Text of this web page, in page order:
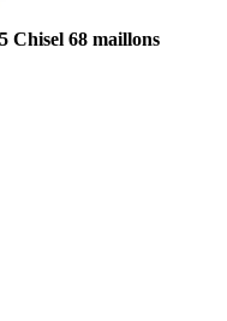
Chisel 68 maillons